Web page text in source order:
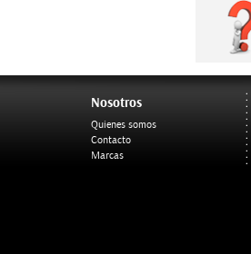
Nosotros
Quienes somos
Contacto
Marcas